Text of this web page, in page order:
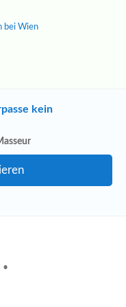
bei Wien
kein